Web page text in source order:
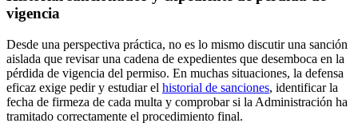
vigencia
Desde una perspectiva práctica, no es lo mismo discutir una sanción
aislada que revisar una cadena de expedientes que desemboca en la
pérdida de vigencia del permiso. En muchas situaciones, la defensa
eficaz exige pedir y estudiar el historial de sanciones, identificar la
fecha de firmeza de cada multa y comprobar si la Administración ha
tramitado correctamente el procedimiento final.